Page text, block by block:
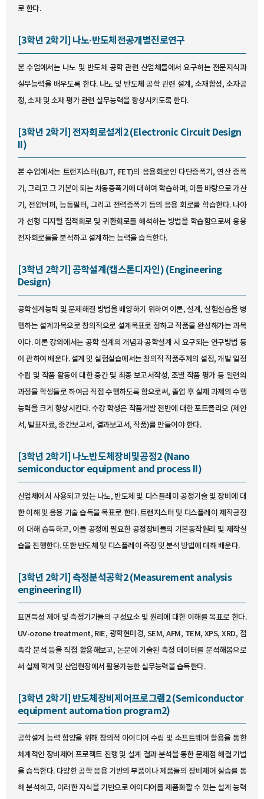
로 한다.
[3학년 2학기] 나노·반도체전공개별진로연구
본 수업에서는 나노 및 반도체 공학 관련 산업체들에서 요구하는 전문지식과
실무능력을 배우도록 한다. 나노 및 반도체 공학 관련 설계, 소재합성, 소자공
정, 소재 및 소재 평가 관련 실무능력을 향상시키도록 한다.
[3학년 2학기] 전자회로설계2 (Electronic Circuit Design
II)
본 수업에서는 트랜지스터(BJT, FET)의 응용회로인 다단증폭기, 연산 증폭
기, 그리고 그 기본이 되는 차동증폭기에 대하여 학습하며, 이를 바탕으로 가산
기, 전압버퍼, 능동필터, 그리고 전력증폭기 등의 응용 회로를 학습한다. 나아
가 선형 디지털 집적회로 및 귀환회로를 해석하는 방법을 학습함으로써 응용
전자회로들을 분석하고 설계하는 능력을 습득한다.
[3학년 2학기] 공학설계(캡스톤디자인) (Engineering
Design)
공학설계능력 및 문제해결 방법을 배양하기 위하여 이론, 설계, 실험실습을 병
행하는 설계과목으로 창의적으로 설계목표로 정하고 작품을 완성해가는 과목
이다. 이론 강의에서는 공학 설계의 개념과 공학설계 시 요구되는 연구방법 등
에 관하여 배운다. 설계 및 실험실습에서는 창의적 작품주제의 설정, 개발 일정
수립 및 작품 활동에 대한 중간 및 최종 보고서작성, 조별 작품 평가 등 일련의
과정을 학생들로 하여금 직접 수행하도록 함으로써, 졸업 후 실제 과제의 수행
능력을 크게 향상시킨다. 수강 학생은 작품개발 전반에 대한 포트폴리오 (제안
서, 발표자료, 중간보고서, 결과보고서, 작품)를 만들어야 한다.
[3학년 2학기] 나노반도체장비및공정2 (Nano
semiconductor equipment and process II)
산업체에서 사용되고 있는 나노, 반도체 및 디스플레이 공정기술 및 장비에 대
한 이해 및 응용 기술 습득을 목표로 한다. 트랜지스터 및 디스플레이 제작공정
에 대해 습득하고, 이들 공정에 필요한 공정장비들의 기본동작원리 및 제작실
습을 진행한다. 또한 반도체 및 디스플레이 측정 및 분석 방법에 대해 배운다.
[3학년 2학기] 측정분석공학2 (Measurement analysis
engineering II)
표면특성 제어 및 측정기기들의 구성요소 및 원리에 대한 이해를 목표로 한다.
UV-ozone treatment, RIE, 광학현미경, SEM, AFM, TEM, XPS, XRD, 접
촉각 분석 등을 직접 활용해보고, 논문에 기술된 측정 데이터를 분석해봄으로
써 실제 학계 및 산업현장에서 활용가능한 실무능력을 습득한다.
[3학년 2학기] 반도체장비제어프로그램2 (Semiconductor
equipment automation program2)
공학설계 능력 함양을 위해 창의적 아이디어 수립 및 소프트웨어 활용을 통한
체계적인 장비제어 프로젝트 진행 및 설계 결과 분석을 통한 문제점 해결 기법
을 습득한다. 다양한 공학 응용 기반의 부품이나 제품들의 장비제어 실습를 통
해 분석하고, 이러한 지식을 기반으로 아이디어를 제품화할 수 있는 설계 능력